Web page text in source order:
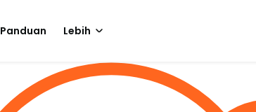
Panduan Lebih